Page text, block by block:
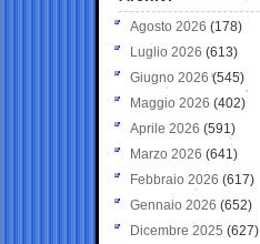
Agosto 2026 (178)
Luglio 2026 (613)
Giugno 2026 (545)
Maggio 2026 (402)
Aprile 2026 (591)
Marzo 2026 (641)
Febbraio 2026 (617)
Gennaio 2026 (652)
Dicembre 2025 (627)